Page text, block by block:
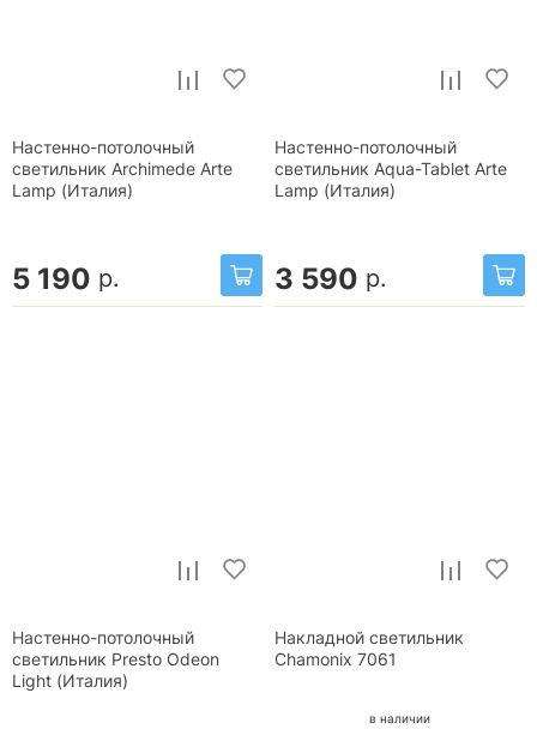
Настенно-потолочный
светильник Archimede Arte
Lamp (Италия)
5 190 р.
Настенно-потолочный
светильник Aqua-Tablet Arte
Lamp (Италия)
3 590 р.
Настенно-потолочный
светильник Presto Odeon
Light (Италия)
Накладной светильник
Chamonix 7061
в наличии